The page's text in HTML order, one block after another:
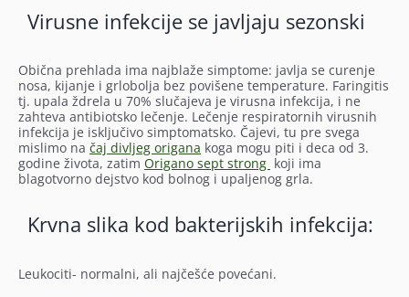
Virusne infekcije se javljaju sezonski
Obična prehlada ima najblaže simptome: javlja se curenje
nosa, kijanje i grlobolja bez povišene temperature. Faringitis
tj. upala ždrela u 70% slučajeva je virusna infekcija, i ne
zahteva antibiotsko lečenje. Lečenje respiratornih virusnih
infekcija je isključivo simptomatsko. Čajevi, tu pre svega
mislimo na čaj divljeg origana koga mogu piti i deca od 3.
godine života, zatim Origano sept strong koji ima
blagotvorno dejstvo kod bolnog i upaljenog grla.
Krvna slika kod bakterijskih infekcija:
Leukociti- normalni, ali najčešće povećani.